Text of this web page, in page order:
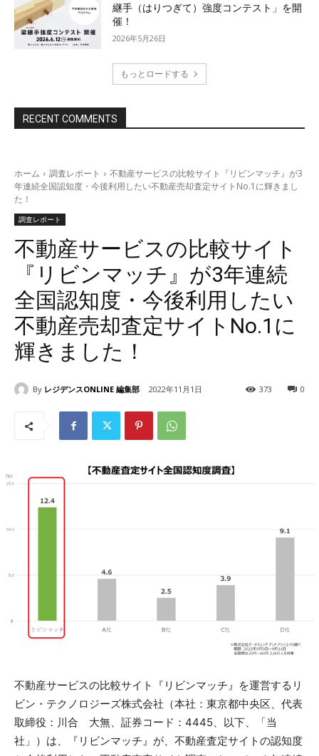
継手（はりつぎて）強度コンテスト」を開
催！
2026年5月26日
もっとロードする
RECENT COMMENTS